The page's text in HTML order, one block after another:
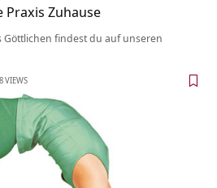
Praxis Zuhause
Göttlichen findest du auf unseren
VIEWS